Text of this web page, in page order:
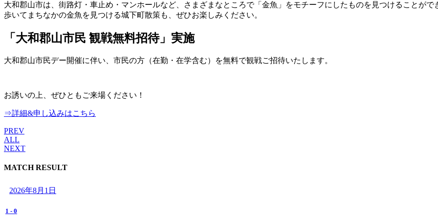
大和郡山市は、街路灯・車止め・マンホールなど、さまざまなところで「金魚」をモチーフにしたものを見つけることがで
歩いてまちなかの金魚を見つける城下町散策も、ぜひお楽しみください。
「大和郡山市民 観戦無料招待」実施
大和郡山市民デー開催に伴い、市民の方（在勤・在学含む）を無料で観戦ご招待いたします。
お誘いの上、ぜひともご来場ください！
⇒詳細&申し込みはこちら
PREV
ALL
NEXT
MATCH RESULT
2026年8月1日
1 - 0